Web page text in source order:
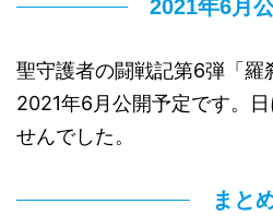
2021年6月
聖守護者の闘戦記第6弾「羅
2021年6月公開予定です。
せんでした。
まと